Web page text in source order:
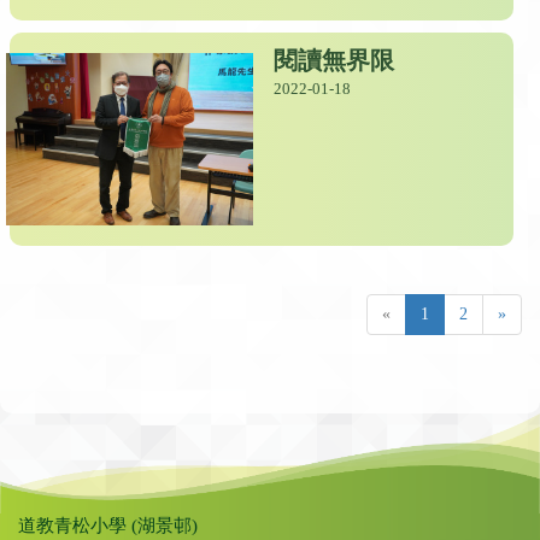
閱讀無界限
2022-01-18
« 1 2 »
道教青松小學 (湖景邨)